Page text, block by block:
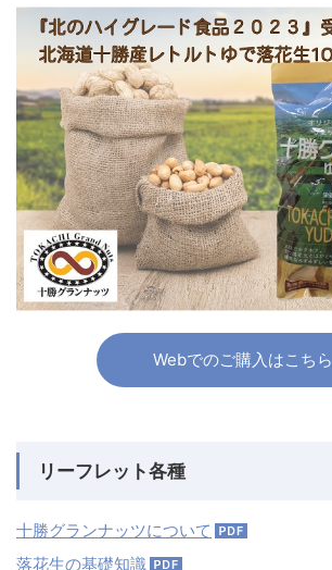
Webでのご購入はこちら
リーフレット各種
十勝グランナッツについて
落花生の基礎知識